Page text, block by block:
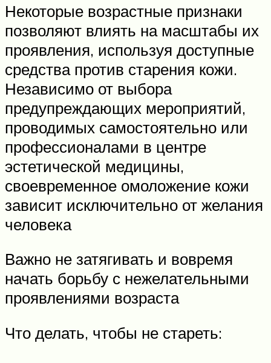
Некоторые возрастные признаки
позволяют влиять на масштабы их
проявления, используя доступные
средства против старения кожи.
Независимо от выбора
предупреждающих мероприятий,
проводимых самостоятельно или
профессионалами в центре
эстетической медицины,
своевременное омоложение кожи
зависит исключительно от желания
человека
Важно не затягивать и вовремя
начать борьбу с нежелательными
проявлениями возраста
Что делать, чтобы не стареть: